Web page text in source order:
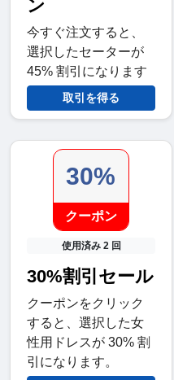
ン
今すぐ注文すると、
選択したセーターが
45% 割引になります
取引を得る
30%
クーポン
使用済み 2 回
30%割引セール
クーポンをクリック
すると、選択した女
性用ドレスが 30% 割
引になります。